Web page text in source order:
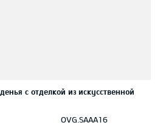
с отделкой из искусственной
OVG.SAAA16